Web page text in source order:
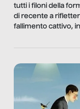
tutti i filoni della
di recente a
fallimento cattivo,